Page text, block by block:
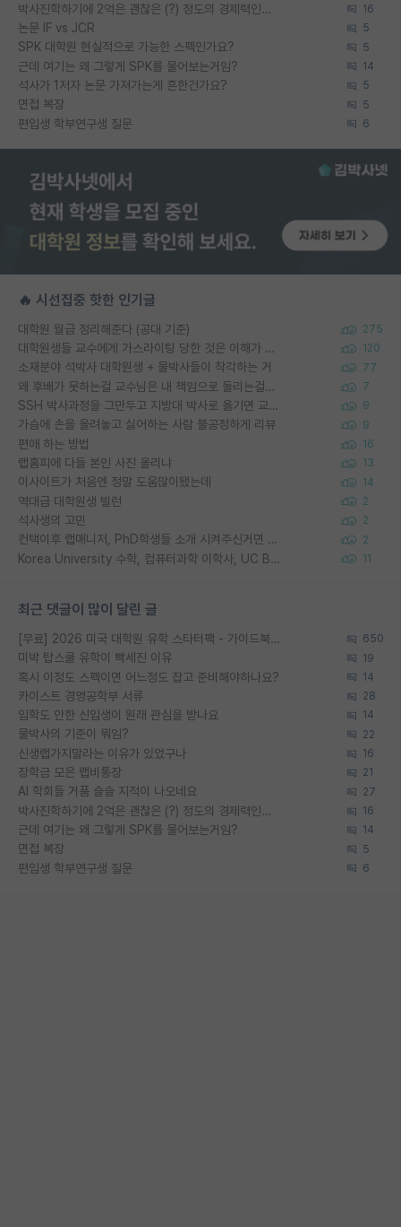
박사진학하기에 2억은 괜찮은 (?) 정도의 경제력인가요 16
논문 IF vs JCR 5
SPK 대학원 현실적으로 가능한 스펙인가요? 5
근데 여기는 왜 그렇게 SPK를 물어보는거임? 14
석사가 1저자 논문 가져가는게 흔한건가요? 5
면접 복장 5
편입생 학부연구생 질문 6
🔥 시선집중 핫한 인기글
대학원 월급 정리해준다 (공대 기준) 275
대학원생들 교수에게 가스라이팅 당한 것은 이해가 갑니다. 안타깝네요. 120
소재분야 석박사 대학원생 + 물박사들이 착각하는 거 77
왜 후배가 못하는걸 교수님은 내 책임으로 돌리는걸까요? 7
SSH 박사과정을 그만두고 지방대 박사로 옮기면 교수의 꿈은 끝일까요? 9
가슴에 손을 올려놓고 싫어하는 사람 불공정하게 리뷰 9
편애 하는 방법 16
랩홈피에 다들 본인 사진 올리냐 13
이사이트가 처음엔 정말 도움많이됐는데 14
역대급 대학원생 빌런 2
석사생의 고민 2
컨택이후 랩매니저, PhD학생들 소개 시켜주신거면 거의 컨펌에 가깝나요? 2
Korea University 수학, 컴퓨터과학 이학사, UC Berkeley 산업공학 대학원 공학박사가 되는 것은 쉽지 않겠죠? 11
최근 댓글이 많이 달린 글
[무료] 2026 미국 대학원 유학 스타터팩 - 가이드북 & 합격자 컨택메일 템플릿 650
미박 탑스쿨 유학이 빡세진 이유 19
혹시 이정도 스펙이면 어느정도 잡고 준비해야하나요? 14
카이스트 경영공학부 서류 28
입학도 안한 신입생이 원래 관심을 받나요 14
물박사의 기준이 뭐임? 22
신생랩가지말라는 이유가 있었구나 16
장학금 모은 랩비통장 21
AI 학회들 거품 슬슬 지적이 나오네요 27
박사진학하기에 2억은 괜찮은 (?) 정도의 경제력인가요 16
근데 여기는 왜 그렇게 SPK를 물어보는거임? 14
면접 복장 5
편입생 학부연구생 질문 6